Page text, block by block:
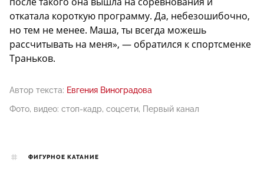
откатала короткую программу. Да, небезошибочно,
но тем не менее. Маша, ты всегда можешь
рассчитывать на меня», — обратился к спортсменке
Траньков.
Автор текста: Евгения Виноградова
Фото, видео: стоп-кадр, соцсети, Первый канал
ФИГУРНОЕ КАТАНИЕ